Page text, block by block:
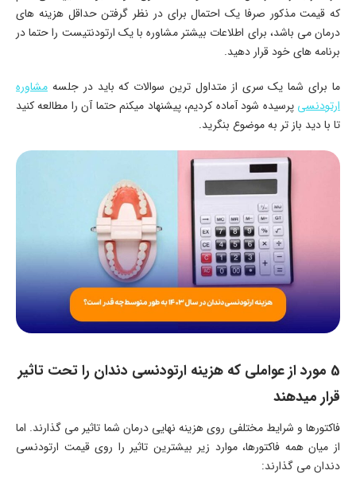
که قیمت مذکور صرفا یک احتمال برای در نظر گرفتن حداقل هزینه های
درمان می باشد، برای اطلاعات بیشتر مشاوره با یک ارتودنتیست را حتما در
برنامه های خود قرار دهید.
ما برای شما یک سری از متداول ترین سوالات که باید در جلسه مشاوره
ارتودنسی پرسیده شود آماده کردیم، پیشنهاد میکنم حتما آن را مطالعه کنید
تا با دید باز تر به موضوع بنگرید.
5 مورد از عواملی که هزینه ارتودنسی دندان را تحت تاثیر
قرار میدهند
فاکتورها و شرایط مختلفی روی هزینه نهایی درمان شما تاثیر می گذارند. اما
از میان همه فاکتورها، موارد زیر بیشترین تاثیر را روی قیمت ارتودنسی
دندان می گذارند: